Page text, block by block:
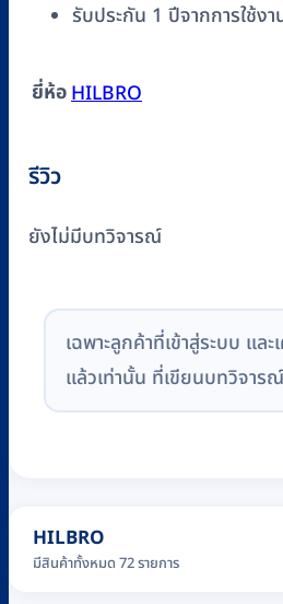
รับประกัน 1 ปีจากการใช้ง
ยี่ห้อHILBRO
รีวิว
ยังไม่มีบทวิจารณ์
เฉพาะลูกค้าที่เข้าสู่ระบบ แล
แล้วเท่านั้น ที่เขียนบทวิจาร
HILBRO
มีสินค้าทั้งหมด 72 รายการ